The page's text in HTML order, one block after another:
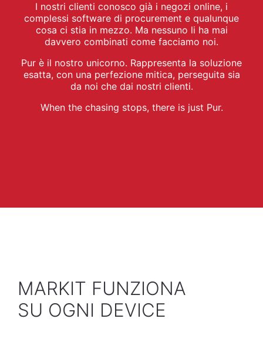
I nostri clienti conosco già i negozi online, i
complessi software di procurement e qualunque
cosa ci stia in mezzo. Ma nessuno li ha mai
davvero combinati come facciamo noi.
Pur è il nostro unicorno. Rappresenta la soluzione
esatta, con una perfezione mitica, perseguita sia
da noi che dai nostri clienti.
When the chasing stops, there is just Pur.
MARKIT FUNZIONA
SU OGNI DEVICE